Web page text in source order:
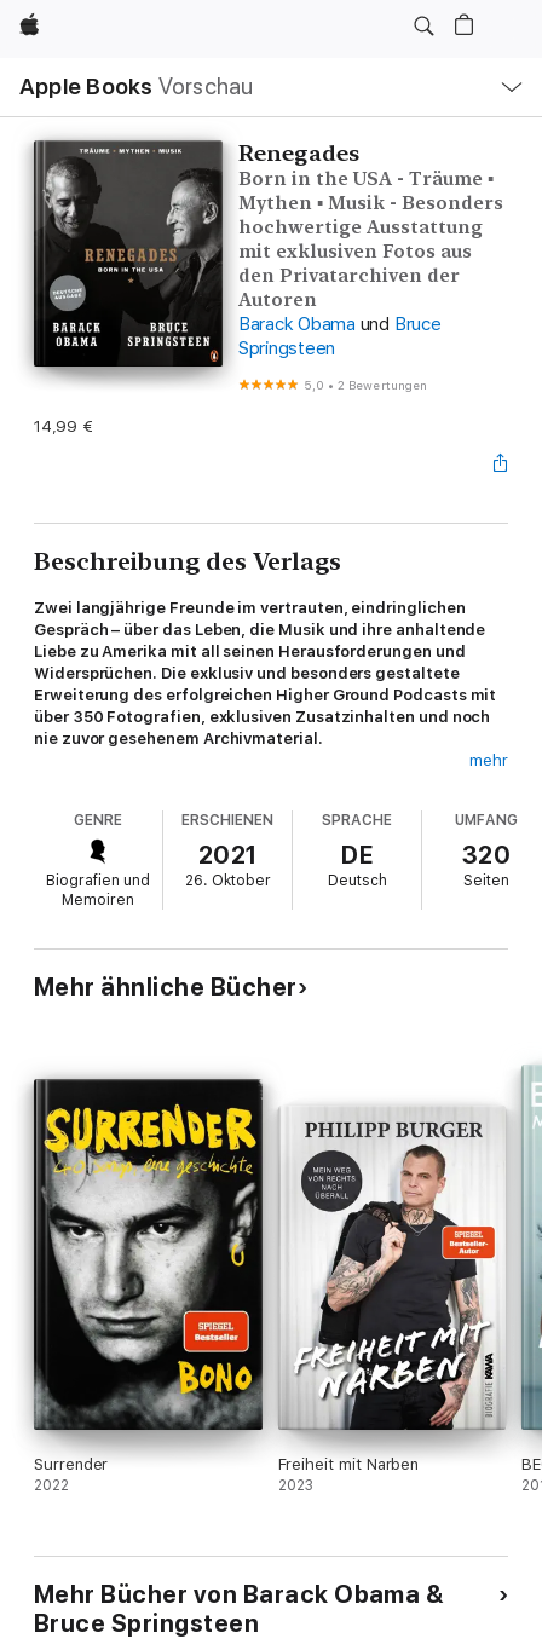
Apple
Apple Books Vorschau
Navigation
Menü
öffnen
Renegades
Born in the USA - Träume ▪
Mythen ▪ Musik - Besonders
hochwertige Ausstattung
mit exklusiven Fotos aus
den Privatarchiven der
Autoren
Barack Obama und Bruce
Springsteen
5,0 •2 Bewertungen
14,99 €
Beschreibung des Verlags
Zwei langjährige Freunde im vertrauten, eindringlichen
Gespräch – über das Leben, die Musik und ihre anhaltende
Liebe zu Amerika mit all seinen Herausforderungen und
Widersprüchen. Die exklusiv und besonders gestaltete
Erweiterung des erfolgreichen Higher Ground Podcasts mit
über 350 Fotografien, exklusiven Zusatzinhalten und noch
nie zuvor gesehenem Archivmaterial.
Präsident Barack Obama und der Rocklegende Bruce
Springsteen. Die beiden erörtern alle möglichen Themen – über
ihre Herkunft und die entscheidenden Momente ihres Lebens,
über Familie und Vaterschaft bis hin zur polarisierenden Politik
ihres Landes und der wachsenden Kluft zwischen dem
gestaltete Buch ist ein fesselndes und wunderbar illustriertes
Porträt zweier Außenseiter – der eine Schwarz, der andere
der amerikanischen Erzählung zu verbinden.
mehr
GENRE
Biografien und
Memoiren
ERSCHIENEN
2021
26. Oktober
SPRACHE
DE
Deutsch
UMFANG
320
Seiten
Mehr ähnliche Bücher
Surrender
2022
Freiheit mit Narben
2023
Mehr Bücher von Barack Obama &
Bruce Springsteen